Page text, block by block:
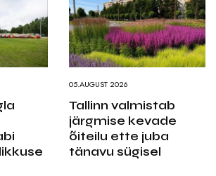
05.AUGUST 2026
Tallinn valmistab
järgmise kevade
õiteilu ette juba
tänavu sügisel